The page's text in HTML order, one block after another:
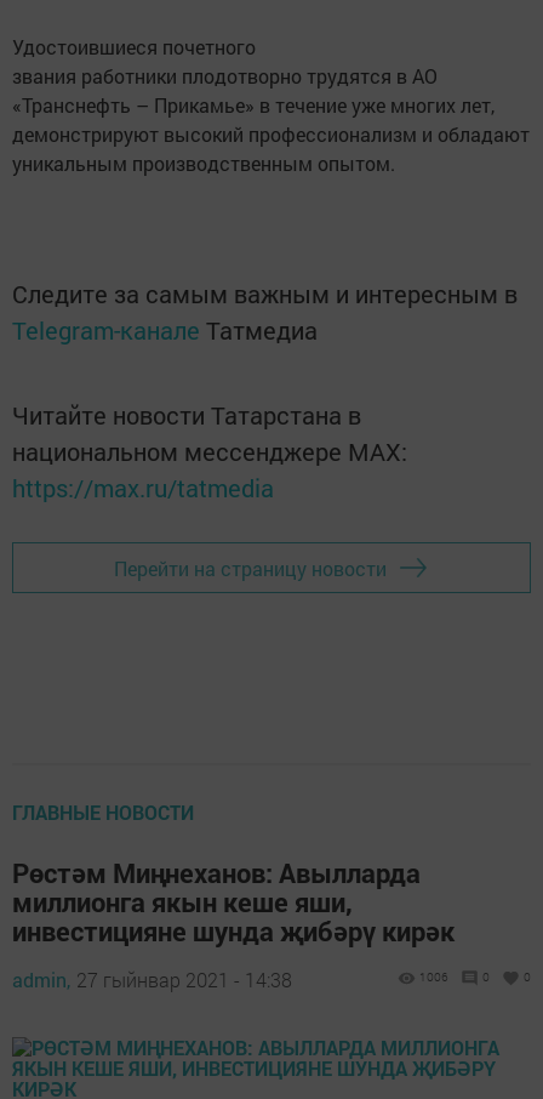
Удостоившиеся почетного
звания работники плодотворно трудятся в АО
«Транснефть – Прикамье» в течение уже многих лет,
демонстрируют высокий профессионализм и обладают
уникальным производственным опытом.
Следите за самым важным и интересным в
Telegram-канале Татмедиа
Читайте новости Татарстана в
национальном мессенджере MАХ:
https://max.ru/tatmedia
Перейти на страницу новости
ГЛАВНЫЕ НОВОСТИ
Рөстәм Миңнеханов: Авылларда
миллионга якын кеше яши,
инвестицияне шунда җибәрү кирәк
admin, 27 гыйнвар 2021 - 14:38 1006 0 0